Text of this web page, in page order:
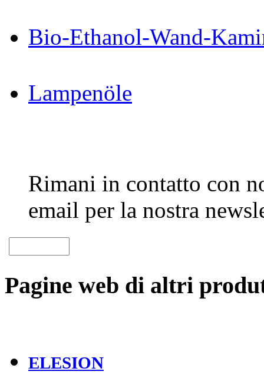
Bio-Ethanol-Wand-
Lampenöle
Rimani in contatto con
email per la nostra
Pagine web di altri
ELESION